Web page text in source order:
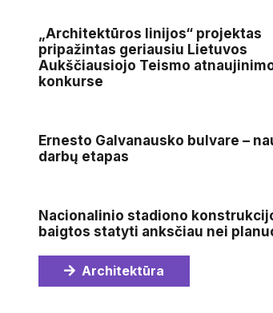
„Architektūros linijos“ projektas
pripažintas geriausiu Lietuvos
Aukščiausiojo Teismo
konkurse
Ernesto Galvanausko bulvare –
darbų etapas
Nacionalinio stadiono
baigtos statyti anksčiau nei
Architektūra